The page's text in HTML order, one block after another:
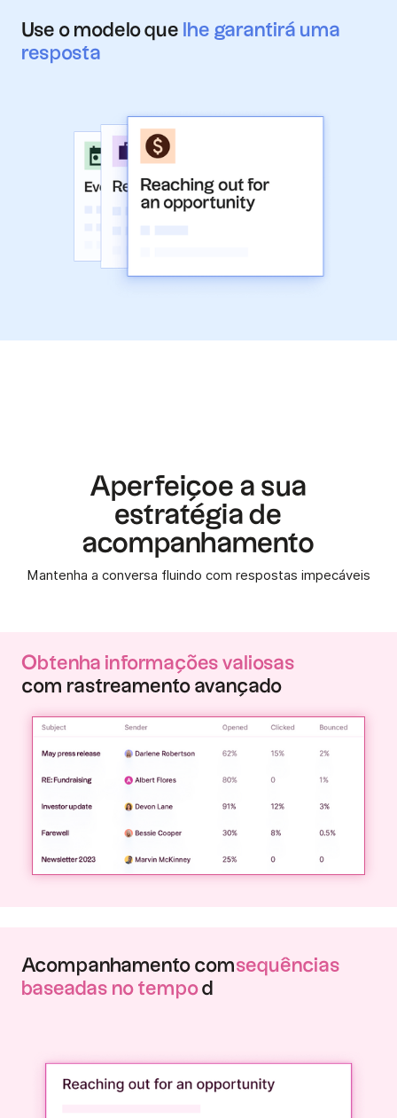
Use o modelo que
lhe garantirá uma
resposta
Aperfeiçoe a sua
estratégia de
acompanhamento
Mantenha a conversa fluindo com respostas impecáveis
Obtenha informações valiosas
com rastreamento avançado
Acompanhamento comsequências
baseadas no tempod